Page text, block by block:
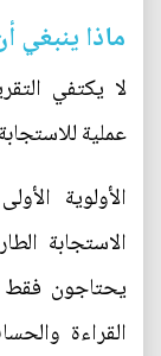
ماذا ينبغي
لا يكتفي
عملية
الأولوية
الاستجابة
يحتاجون
القراءة